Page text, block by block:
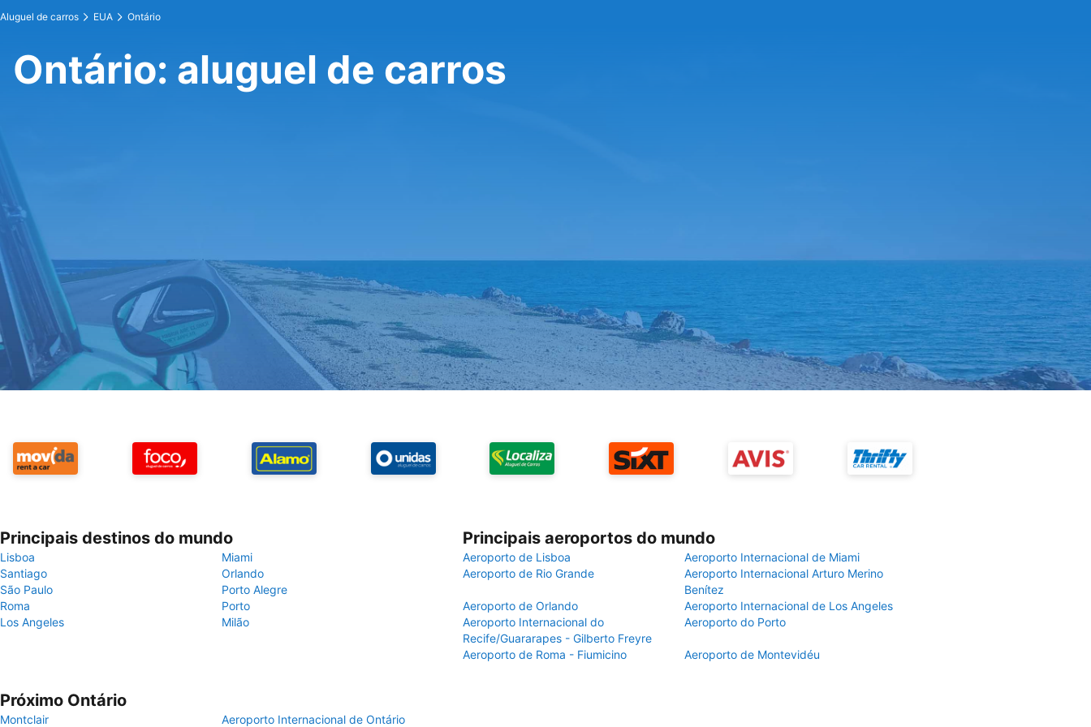
Aluguel de carros EUA Ontário
Ontário: aluguel de carros
Principais destinos do mundo
Lisboa
Miami
Santiago
Orlando
São Paulo
Porto Alegre
Roma
Porto
Los Angeles
Milão
Principais aeroportos do mundo
Aeroporto de Lisboa
Aeroporto Internacional de Miami
Aeroporto de Rio Grande
Aeroporto Internacional Arturo Merino
Benítez
Aeroporto de Orlando
Aeroporto Internacional de Los Angeles
Aeroporto Internacional do
Recife/Guararapes - Gilberto Freyre
Aeroporto do Porto
Aeroporto de Roma - Fiumicino Aeroporto de Montevidéu
Próximo Ontário
Montclair Aeroporto Internacional de Ontário